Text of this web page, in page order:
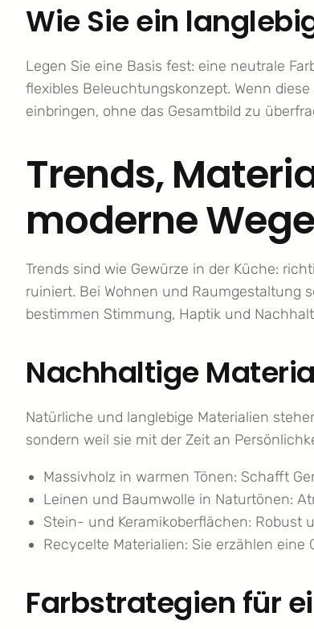
Wie Sie ein
Legen Sie eine Basis fest: eine neutrale
flexibles Beleuchtungskonzept. Wenn
einbringen, ohne das Gesamtbild zu
Trends,
moderne
Trends sind wie Gewürze in der Küche:
ruiniert. Bei Wohnen und Raumgestaltung
bestimmen Stimmung, Haptik und
Nachhaltige
Natürliche und langlebige Materialien
sondern weil sie mit der Zeit an
Massivholz in warmen Tönen: Schafft
Leinen und Baumwolle in Naturtönen:
Stein- und Keramikoberflächen: Robust
Recycelte Materialien: Sie erzählen
Farbstrategien für